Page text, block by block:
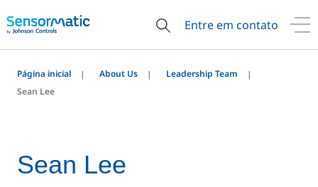
Entre em contato
Página inicial About Us
Leadership Team
Sean Lee
Sean Lee